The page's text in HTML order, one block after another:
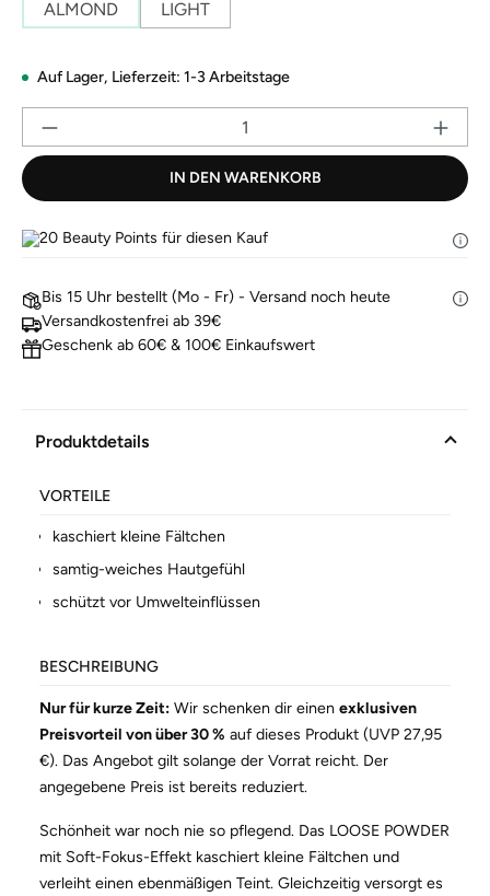
ALMOND LIGHT
Auf Lager, Lieferzeit: 1-3 Arbeitstage
IN DEN WARENKORB
20 Beauty Points für diesen Kauf
Bis 15 Uhr bestellt (Mo - Fr) - Versand noch heute
Versandkostenfrei ab 39€
Geschenk ab 60€ & 100€ Einkaufswert
Produktdetails
VORTEILE
kaschiert kleine Fältchen
samtig-weiches Hautgefühl
schützt vor Umwelteinflüssen
BESCHREIBUNG
Nur für kurze Zeit: Wir schenken dir einen exklusiven
Preisvorteil von über 30 % auf dieses Produkt (UVP 27,95
€). Das Angebot gilt solange der Vorrat reicht. Der
angegebene Preis ist bereits reduziert.
Schönheit war noch nie so pflegend. Das LOOSE POWDER
mit Soft-Fokus-Effekt kaschiert kleine Fältchen und
verleiht einen ebenmäßigen Teint. Gleichzeitig versorgt es